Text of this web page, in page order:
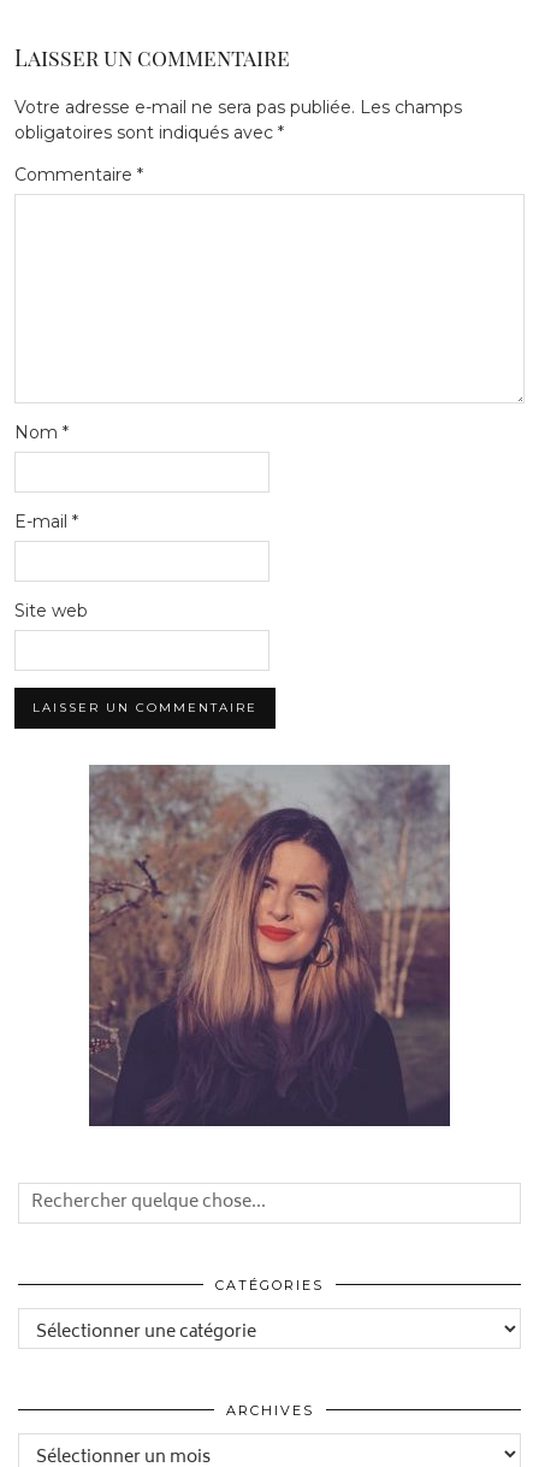
Laisser un commentaire
Votre adresse e-mail ne sera pas publiée. Les champs
obligatoires sont indiqués avec *
Commentaire *
Nom *
E-mail *
Site web
CATÉGORIES
Catégories
ARCHIVES
Archives